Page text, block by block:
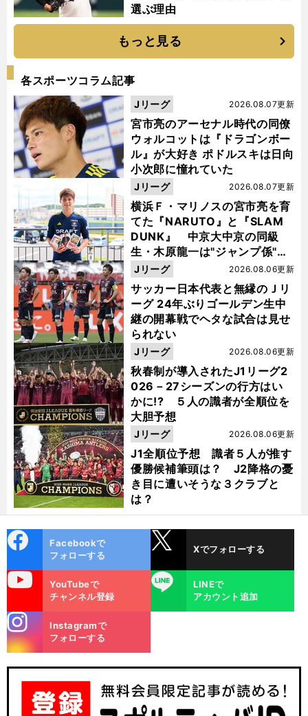
選ぶ理由
もっと見る
各スポーツコラム記事
宮市亮のアーセナル時代の同僚
ウォルコットは『ドラゴンボー
ル』が大好き ポドルスキは日向
小次郎に憧れていた
2026.08.07更新
Jリーグ
横浜Ｆ・マリノスの宮市亮を育
てた『NARUTO』と『SLAM
DUNK』 中京大中京の同級
生・木原龍一は"ジャンプ係"だ
った
2026.08.07更新
Jリーグ
サッカー日本代表と無縁のＪリ
ーグ 24年ぶりゴールデン生中
継の開幕戦でヘタな試合は見せ
られない
2026.08.06更新
Jリーグ
秋春制が導入されたJ1リーグ2
026－27シーズンの行方はい
かに!? ５人の識者が全順位を
大胆予想
2026.08.06更新
Jリーグ
J1全順位予想 識者５人が推す
優勝候補筆頭は？ J2降格の憂
き目に遭いそうな３クラブと
は？
2026.08.06更新
Jリーグ
ok
Facebookで
フォローする
Xでフォローする
YouTubeで
チャンネル登録
LINE
LINEで
アカウント追加
m
Instagramで
フォローする